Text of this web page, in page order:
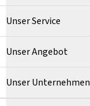
Unser Service
Unser Angebot
Unser Unternehmen